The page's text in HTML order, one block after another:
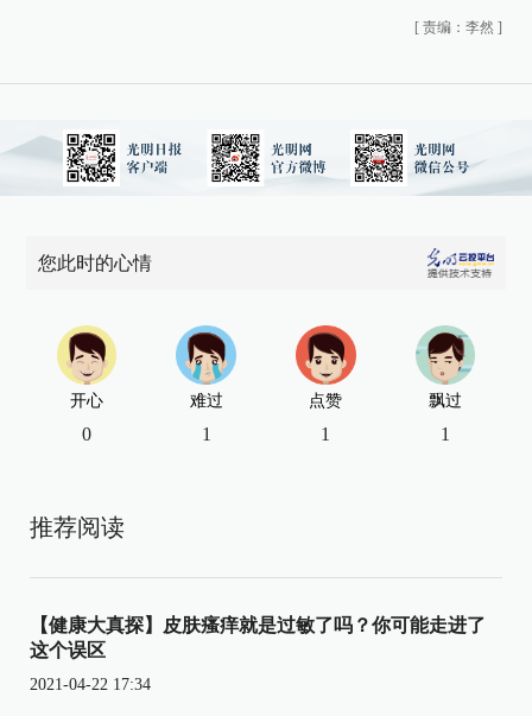
[ 责编：李然 ]
您此时的心情
开心
0
难过
1
点赞
1
飘过
1
推荐阅读
【健康大真探】皮肤瘙痒就是过敏了吗？你可能走进了
这个误区
2021-04-22 17:34